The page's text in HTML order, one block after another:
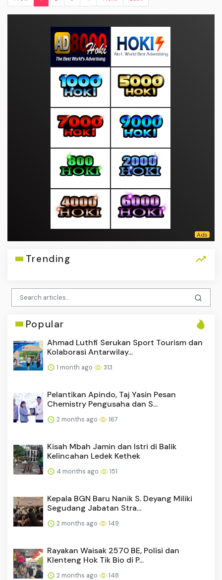
Trending
Popular
Ahmad Luthfi Serukan Sport Tourism dan
Kolaborasi Antarwilay...
1 month ago 313
Pelantikan Apindo, Taj Yasin Pesan
Chemistry Pengusaha dan S...
2 months ago 167
Kisah Mbah Jamin dan Istri di Balik
Kelincahan Ledek Kethek
4 months ago 151
Kepala BGN Baru Nanik S. Deyang Miliki
Segudang Jabatan Stra...
2 months ago 149
Rayakan Waisak 2570 BE, Polisi dan
Klenteng Hok Tik Bio di P...
2 months ago 148